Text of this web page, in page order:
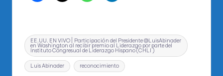
Etiquetas:
EE.UU. EN VIVO | Participación del Presidente @LuisAbinader
en Washington al recibir premio al Liderazgo por parte del
Instituto Congresual de Liderazgo Hispano (CHLI )
Luis Abinader reconocimiento